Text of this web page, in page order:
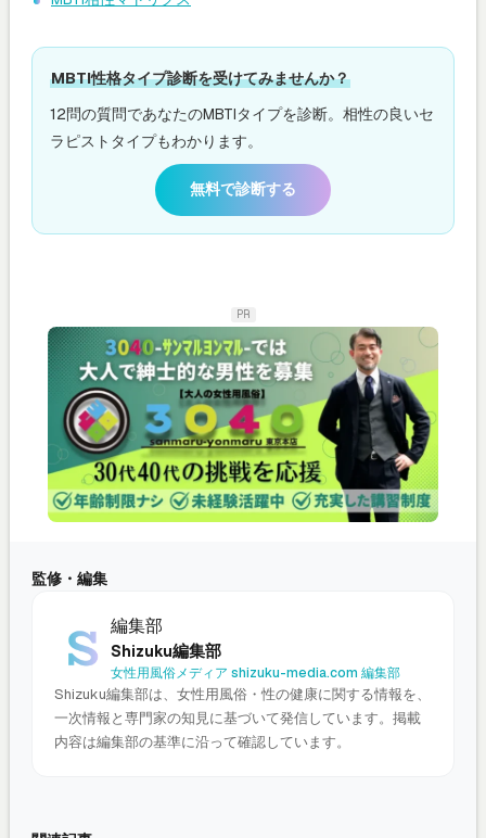
MBTI性格タイプ診断を受けてみませんか？
12問の質問であなたのMBTIタイプを診断。相性の良いセ
ラピストタイプもわかります。
無料で診断する
PR
監修・編集
編集部
Shizuku編集部
女性用風俗メディア shizuku-media.com 編集部
Shizuku編集部は、女性用風俗・性の健康に関する情報を、
一次情報と専門家の知見に基づいて発信しています。掲載
内容は編集部の基準に沿って確認しています。